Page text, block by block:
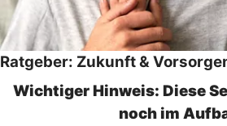
Ratgeber: Zukunft &
Wichtiger Hinweis: Diese
noch im